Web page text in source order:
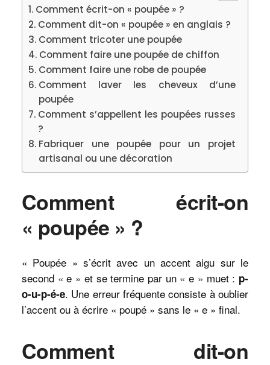
Comment écrit-on « poupée » ?
Comment dit-on « poupée » en anglais ?
Comment tricoter une poupée
Comment faire une poupée de chiffon
Comment faire une robe de poupée
Comment laver les cheveux d’une
poupée
Comment s’appellent les poupées russes
?
Fabriquer une poupée pour un projet
artisanal ou une décoration
Comment écrit-on
« poupée » ?
« Poupée » s’écrit avec un accent aigu sur le
second « e » et se termine par un « e » muet : p-
o-u-p-é-e. Une erreur fréquente consiste à oublier
l’accent ou à écrire « poupé » sans le « e » final.
Comment dit-on